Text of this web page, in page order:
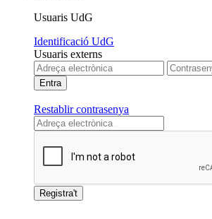
Usuaris UdG
Identificació UdG
Usuaris externs
Restablir contrasenya